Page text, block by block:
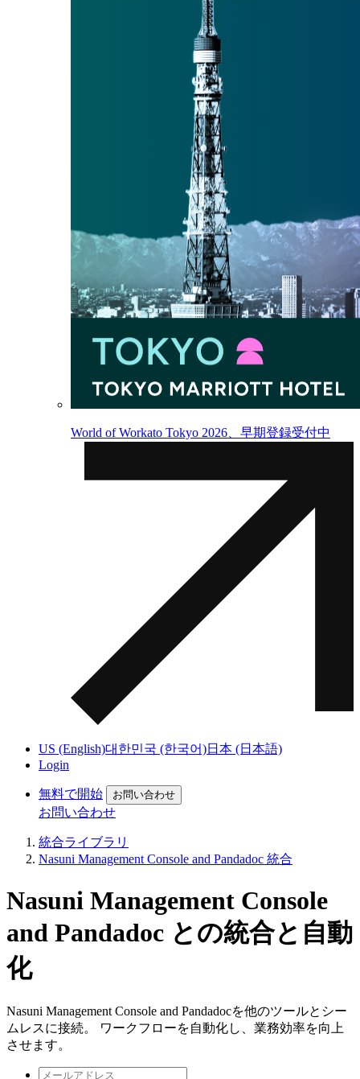
World of Workato Tokyo 2026、早期登録受付中
US (English)대한민국 (한국어)日本 (日本語)
Login
無料で開始 お問い合わせ
お問い合わせ
統合ライブラリ
Nasuni Management Console and Pandadoc 統合
Nasuni Management Console
and Pandadoc との統合と自動
化
Nasuni Management Console and Pandadocを他のツールとシー
ムレスに接続。 ワークフローを自動化し、業務効率を向上
させます。